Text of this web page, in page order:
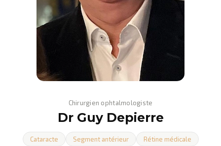
Chirurgien ophtalmologiste
Dr Guy Depierre
Cataracte Segment antérieur
Rétine médicale